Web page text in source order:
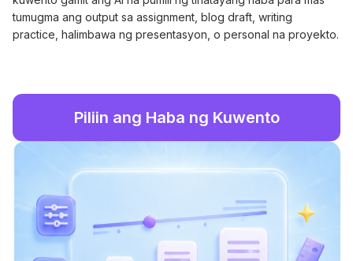
tumugma ang output sa assignment, blog draft, writing
practice, halimbawa ng presentasyon, o personal na proyekto.
Piliin ang Haba ng Kuwento